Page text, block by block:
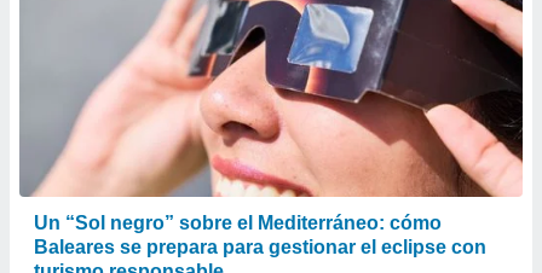
Un “Sol negro” sobre el Mediterráneo: cómo
Baleares se prepara para gestionar el eclipse con